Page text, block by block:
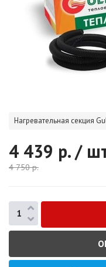
Нагревательная секция
4 439 р. /
4 750р.